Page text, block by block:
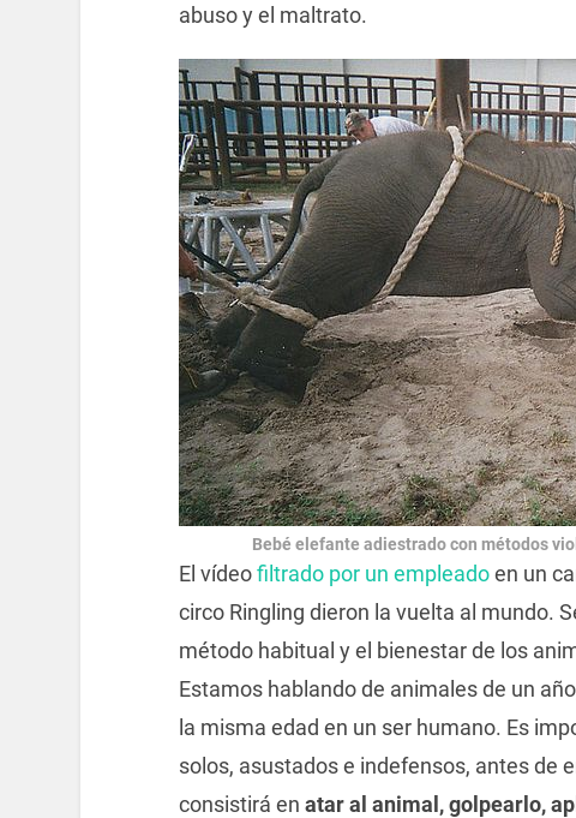
abuso y el maltrato.
Bebé elefante adiestrado con métodos
El vídeofiltrado por un empleadoen un
circo Ringling dieron la vuelta al mundo.
método habitual y el bienestar de los
Estamos hablando de animales de un
la misma edad en un ser humano. Es
solos, asustados e indefensos, antes de
consistirá en atar al animal, golpearlo,